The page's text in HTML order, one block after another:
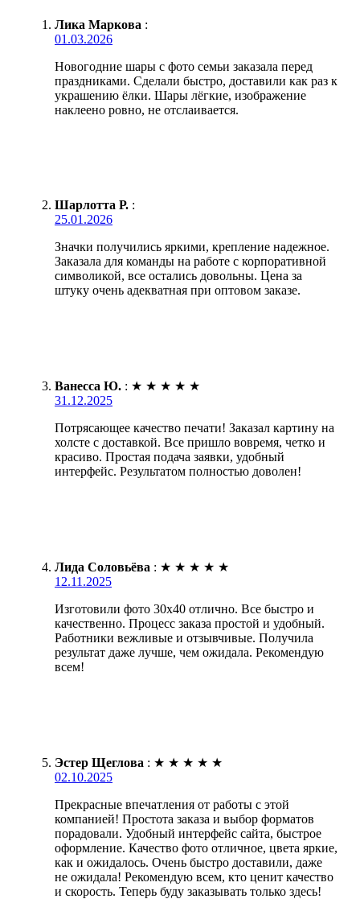
Лика Маркова :
01.03.2026
Новогодние шары с фото семьи заказала перед
праздниками. Сделали быстро, доставили как раз к
украшению ёлки. Шары лёгкие, изображение
наклеено ровно, не отслаивается.
Шарлотта Р. :
25.01.2026
Значки получились яркими, крепление надежное.
Заказала для команды на работе с корпоративной
символикой, все остались довольны. Цена за
штуку очень адекватная при оптовом заказе.
Ванесса Ю. : ★ ★ ★ ★ ★
31.12.2025
Потрясающее качество печати! Заказал картину на
холсте с доставкой. Все пришло вовремя, четко и
красиво. Простая подача заявки, удобный
интерфейс. Результатом полностью доволен!
Лида Соловьёва : ★ ★ ★ ★ ★
12.11.2025
Изготовили фото 30х40 отлично. Все быстро и
качественно. Процесс заказа простой и удобный.
Работники вежливые и отзывчивые. Получила
результат даже лучше, чем ожидала. Рекомендую
всем!
Эстер Щеглова : ★ ★ ★ ★ ★
02.10.2025
Прекрасные впечатления от работы с этой
компанией! Простота заказа и выбор форматов
порадовали. Удобный интерфейс сайта, быстрое
оформление. Качество фото отличное, цвета яркие,
как и ожидалось. Очень быстро доставили, даже
не ожидала! Рекомендую всем, кто ценит качество
и скорость. Теперь буду заказывать только здесь!